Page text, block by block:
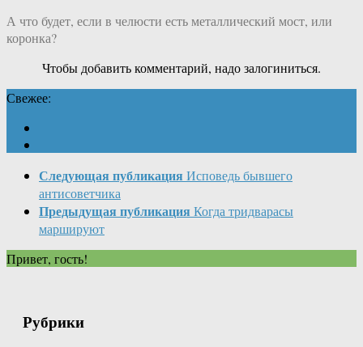
А что будет, если в челюсти есть металлический мост, или
коронка?
Чтобы добавить комментарий, надо залогиниться.
Свежее:
Следующая публикация Исповедь бывшего
антисоветчика
Предыдущая публикация Когда тридварасы
маршируют
Привет, гость!
Рубрики